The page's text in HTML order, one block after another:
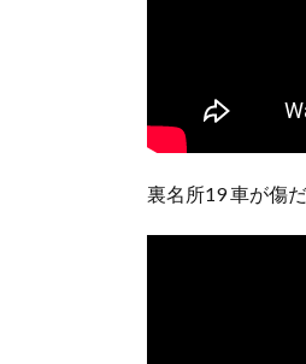
裏名所19 車が傷